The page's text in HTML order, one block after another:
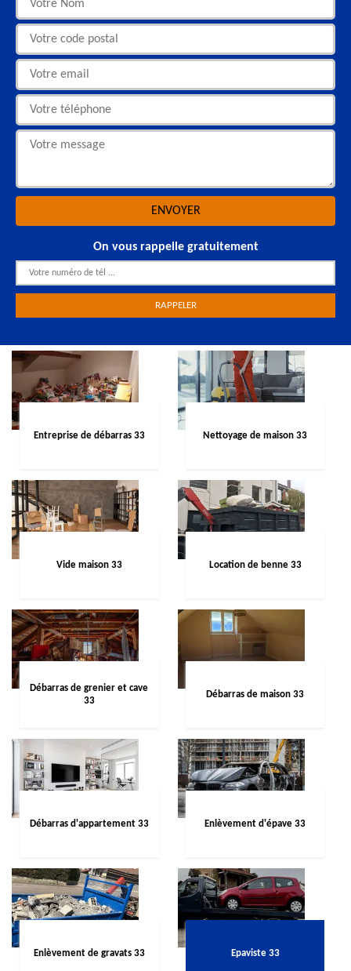
On vous rappelle gratuitement
Entreprise de débarras 33 Nettoyage de maison 33
Vide maison 33 Location de benne 33
Débarras de grenier et cave
33
Débarras de maison 33
Débarras d'appartement 33 Enlèvement d'épave 33
Enlèvement de gravats 33 Epaviste 33